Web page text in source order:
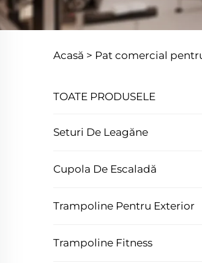
Acasă > Pat comercial
TOATE PRODUSELE
Seturi De Leagăne
Cupola De Escaladă
Trampoline Pentru Exterior
Trampoline Fitness